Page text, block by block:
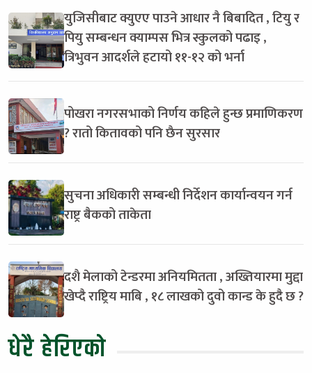
युजिसीबाट क्युएए पाउने आधार नै बिबादित , टियु र
पियु सम्बन्धन क्याम्पस भित्र स्कुलको पढाइ ,
त्रिभुवन आदर्शले हटायो ११-१२ को भर्ना
पोखरा नगरसभाको निर्णय कहिले हुन्छ प्रमाणिकरण
? रातो कितावको पनि छैन सुरसार
सुचना अधिकारी सम्बन्धी निर्देशन कार्यान्वयन गर्न
राष्ट्र बैकको ताकेता
दशै मेलाको टेन्डरमा अनियमितता , अख्तियारमा मुद्दा
खेप्दै राष्ट्रिय माबि , १८ लाखको दुवो कान्ड के हुदै छ ?
धेरै हेरिएको